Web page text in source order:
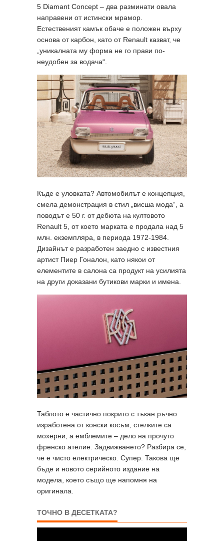
5 Diamant Concept – два разминати овала
направени от истински мрамор.
Естественият камък обаче е положен върху
основа от карбон, като от Renault казват, че
„уникалната му форма не го прави по-
неудобен за водача“.
Къде е уловката? Автомобилът е концепция,
смела демонстрация в стил „висша мода“, а
поводът е 50 г. от дебюта на култовото
Renault 5, от което марката е продала над 5
млн. екземпляра, в периода 1972-1984.
Дизайнът е разработен заедно с известния
артист Пиер Гоналон, като някои от
елементите в салона са продукт на усилията
на други доказани бутикови марки и имена.
Таблото е частично покрито с тъкан ръчно
изработена от конски косъм, стелките са
мохерни, а емблемите – дело на прочуто
френско ателие. Задвижването? Разбира се,
че е чисто електрическо. Супер. Такова ще
бъде и новото серийното издание на
модела, което също ще напомня на
оригинала.
ТОЧНО В ДЕСЕТКАТА?